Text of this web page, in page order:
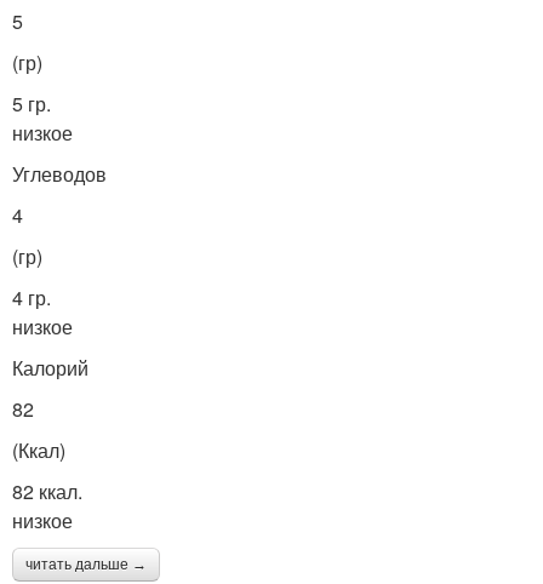
5
(гр)
5 гр.
низкое
Углеводов
4
(гр)
4 гр.
низкое
Калорий
82
(Ккал)
82 ккал.
низкое
читать дальше →